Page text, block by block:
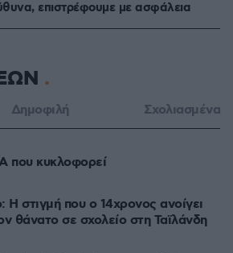
επιστρέφουμε με ασφάλεια
Δημοφιλή Σχολιασμένα
που κυκλοφορεί
Η στιγμή που ο 14χρονος ανοίγει
θάνατο σε σχολείο στη Ταϊλάνδη